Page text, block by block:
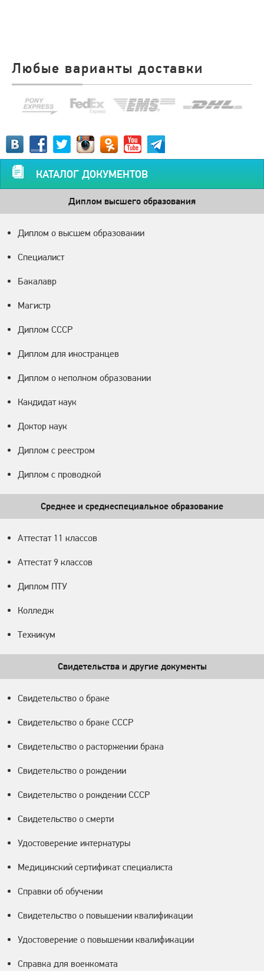
Любые варианты доставки
КАТАЛОГ ДОКУМЕНТОВ
Диплом высшего образования
Диплом о высшем образовании
Специалист
Бакалавр
Магистр
Диплом СССР
Диплом для иностранцев
Диплом о неполном образовании
Кандидат наук
Доктор наук
Диплом с реестром
Диплом с проводкой
Среднее и среднеспециальное образование
Аттестат 11 классов
Аттестат 9 классов
Диплом ПТУ
Колледж
Техникум
Свидетельства и другие документы
Свидетельство о браке
Свидетельство о браке СССР
Свидетельство о расторжении брака
Свидетельство о рождении
Свидетельство о рождении СССР
Свидетельство о смерти
Удостоверение интернатуры
Медицинский сертификат специалиста
Справки об обучении
Свидетельство о повышении квалификации
Удостоверение о повышении квалификации
Справка для военкомата